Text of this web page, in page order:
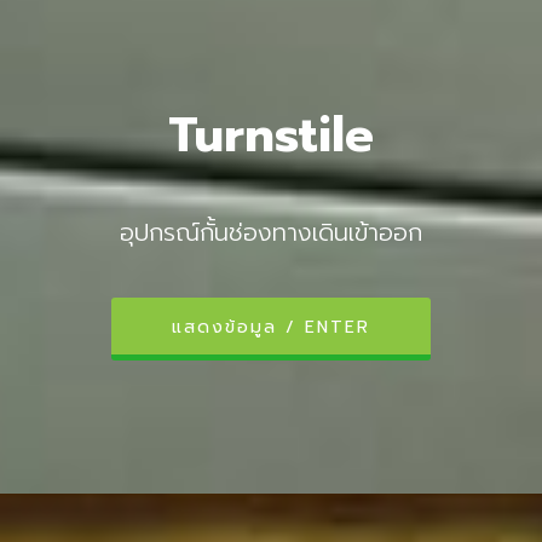
Turnstile
อุปกรณ์กั้นช่องทางเดินเข้าออก
แสดงข้อมูล / ENTER